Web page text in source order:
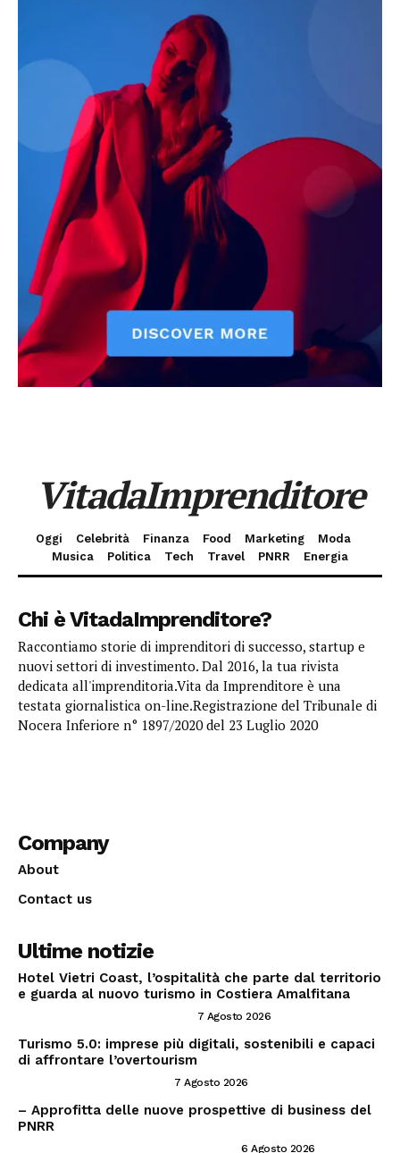
VitadaImprenditore
Oggi Celebrità Finanza Food Marketing
Moda
Musica
Politica Tech Travel PNRR Energia
Chi è VitadaImprenditore?
Raccontiamo storie di imprenditori di successo, startup e
nuovi settori di investimento. Dal 2016, la tua rivista
dedicata all'imprenditoria.Vita da Imprenditore è una
testata giornalistica on-line.Registrazione del Tribunale di
Nocera Inferiore n° 1897/2020 del 23 Luglio 2020
Company
About
Contact us
Ultime notizie
Hotel Vietri Coast, l’ospitalità che parte dal territorio
e guarda al nuovo turismo in Costiera Amalfitana
7 Agosto 2026
Turismo 5.0: imprese più digitali, sostenibili e capaci
di affrontare l’overtourism
7 Agosto 2026
– Approfitta delle nuove prospettive di business del
PNRR
6 Agosto 2026